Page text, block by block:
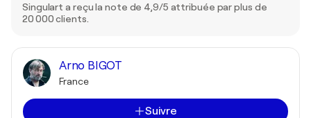
Singulart a reçu la note de 4,9/5 attribuée par plus de
20 000 clients.
Arno BIGOT
France
Suivre